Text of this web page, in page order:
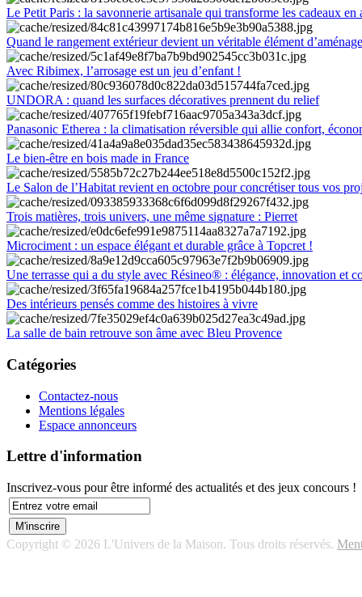
Le Petit Paris : la savonnerie artisanale qui transforme les cadeaux en
Quand le rangement extérieur devient un véritable élément
Avec Ribimex, l’arrosage est un jeu d’enfant !
UNDORA : quand les surfaces décoratives prennent du relief
Panasonic Etherea : la climatisation réversible qui allie confort,
Le bien-être en bois made in France
Le Salon de l’Habitat revient en octobre pour concrétiser tous vos
Trois matières, trois univers, une même signature : Pierret
Microciment : un espace élégant et durable grâce à Topcret !
Une terrasse qui a du style avec Résineo® : élégance, innovation et
Des intérieurs pensés comme des histoires à vivre
La salle de bain retrouve son âme avec Bleu Provence
Catégories
Contactez-nous
Mentions légales
Espace annonceurs
Lettre d'information
Inscrivez-vous pour être informé des actualités et des jeux concours !
Copyright © 2026 L'Univers de la Maison. Tous droits réservés.